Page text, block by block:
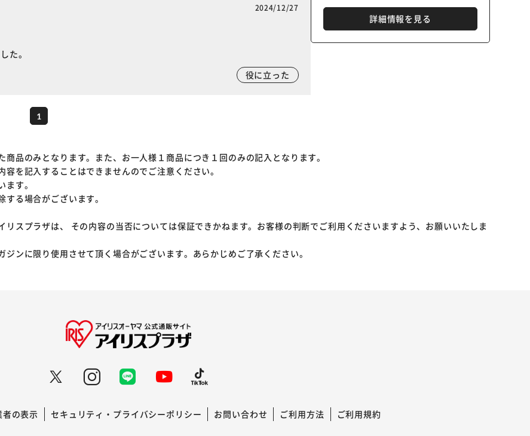
詳細情報を見る
2024/12/27
た。
役に立った
1
品のみとなります。また、お一人様１商品につき１回のみの記入となります。
を記入することはできませんのでご注意ください。
す。
る場合がございます。
リスプラザは、 その内容の当否については保証できかねます。お客様の判断でご利用くださいますよう、お願いいたしま
ンに限り使用させて頂く場合がございます。あらかじめご了承ください。
の表示 セキュリティ・プライバシーポリシー お問い合わせ ご利用方法 ご利用規約